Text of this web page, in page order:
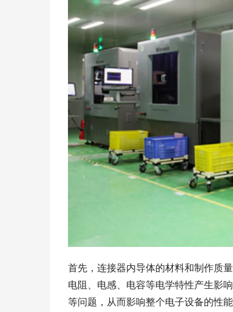
首先，连接器内导体的材料和制作质
电阻、电感、电容等电学特性产生影
等问题，从而影响整个电子设备的性能